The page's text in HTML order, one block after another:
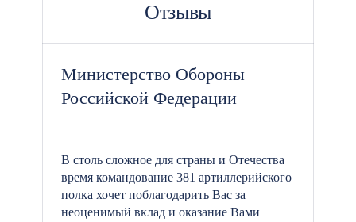
Отзывы
Министерство Обороны
Российской Федерации
В столь сложное для страны и Отечества
время командование 381 артиллерийского
полка хочет поблагодарить Вас за
неоценимый вклад и оказание Вами